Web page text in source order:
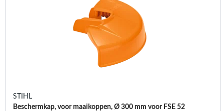
STIHL
Beschermkap, voor maaikoppen, Ø 300 mm voor FSE 52